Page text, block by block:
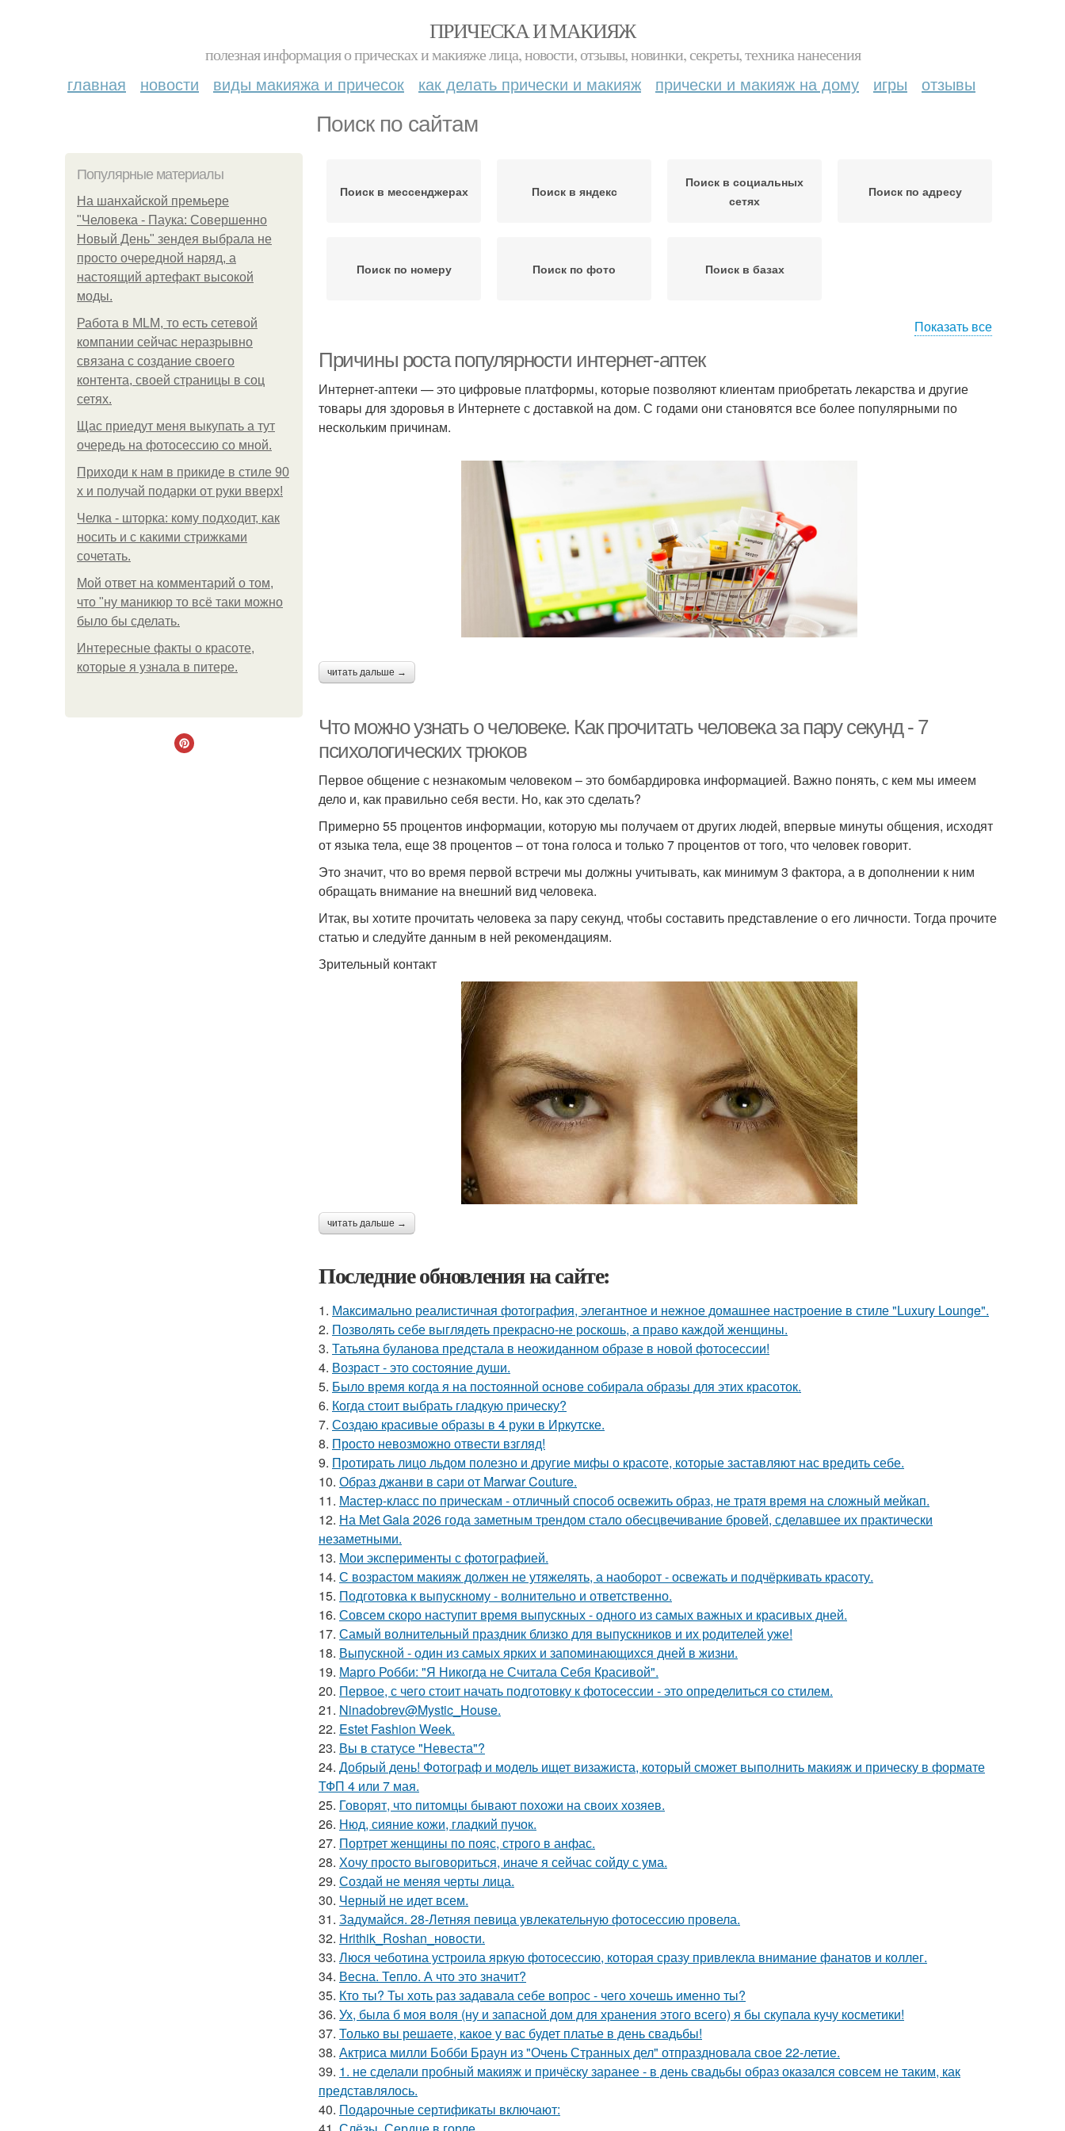
ПРИЧЕСКА И МАКИЯЖ
полезная информация о прическах и макияже лица, новости, отзывы, новинки, секреты, техника нанесения
главная новости виды макияжа и причесок как делать прически и макияж прически и макияж на дому игры отзывы
Поиск по сайтам
Популярные материалы
На шанхайской премьере
"Человека - Паука: Совершенно
Новый День" зендея выбрала не
просто очередной наряд, а
настоящий артефакт высокой
моды.
Работа в MLM, то есть сетевой
компании сейчас неразрывно
связана с создание своего
контента, своей страницы в соц
сетях.
Щас приедут меня выкупать а тут
очередь на фотосессию со мной.
Приходи к нам в прикиде в стиле 90
х и получай подарки от руки вверх!
Челка - шторка: кому подходит, как
носить и с какими стрижками
сочетать.
Мой ответ на комментарий о том,
что "ну маникюр то всё таки можно
было бы сделать.
Интересные факты о красоте,
которые я узнала в питере.
Поиск в мессенджерах Поиск в яндекс
Поиск в социальных
сетях
Поиск по адресу
Поиск по номеру Поиск по фото Поиск в базах
Показать все
Причины роста популярности интернет-аптек
Интернет-аптеки — это цифровые платформы, которые позволяют клиентам приобретать лекарства и другие
товары для здоровья в Интернете с доставкой на дом. С годами они становятся все более популярными по
нескольким причинам.
читать дальше →
Что можно узнать о человеке. Как прочитать человека за пару секунд - 7
психологических трюков
Первое общение с незнакомым человеком – это бомбардировка информацией. Важно понять, с кем мы имеем
дело и, как правильно себя вести. Но, как это сделать?
Примерно 55 процентов информации, которую мы получаем от других людей, впервые минуты общения, исходят
от языка тела, еще 38 процентов – от тона голоса и только 7 процентов от того, что человек говорит.
Это значит, что во время первой встречи мы должны учитывать, как минимум 3 фактора, а в дополнении к ним
обращать внимание на внешний вид человека.
Итак, вы хотите прочитать человека за пару секунд, чтобы составить представление о его личности. Тогда прочите
статью и следуйте данным в ней рекомендациям.
Зрительный контакт
читать дальше →
Последние обновления на сайте:
1. Максимально реалистичная фотография, элегантное и нежное домашнее настроение в стиле "Luxury Lounge".
2. Позволять себе выглядеть прекрасно-не роскошь, а право каждой женщины.
3. Татьяна буланова предстала в неожиданном образе в новой фотосессии!
4. Возраст - это состояние души.
5. Было время когда я на постоянной основе собирала образы для этих красоток.
6. Когда стоит выбрать гладкую прическу?
7. Создаю красивые образы в 4 руки в Иркутске.
8. Просто невозможно отвести взгляд!
9. Протирать лицо льдом полезно и другие мифы о красоте, которые заставляют нас вредить себе.
10. Образ джанви в сари от Marwar Couture.
11. Мастер-класс по прическам - отличный способ освежить образ, не тратя время на сложный мейкап.
12. На Met Gala 2026 года заметным трендом стало обесцвечивание бровей, сделавшее их практически
незаметными.
13. Мои эксперименты с фотографией.
14. С возрастом макияж должен не утяжелять, а наоборот - освежать и подчёркивать красоту.
15. Подготовка к выпускному - волнительно и ответственно.
16. Совсем скоро наступит время выпускных - одного из самых важных и красивых дней.
17. Самый волнительный праздник близко для выпускников и их родителей уже!
18. Выпускной - один из самых ярких и запоминающихся дней в жизни.
19. Марго Робби: "Я Никогда не Считала Себя Красивой".
20. Первое, с чего стоит начать подготовку к фотосессии - это определиться со стилем.
21. Ninadobrev@Mystic_House.
22. Estet Fashion Week.
23. Вы в статусе "Невеста"?
24. Добрый день! Фотограф и модель ищет визажиста, который сможет выполнить макияж и прическу в формате
ТФП 4 или 7 мая.
25. Говорят, что питомцы бывают похожи на своих хозяев.
26. Нюд, сияние кожи, гладкий пучок.
27. Портрет женщины по пояс, строго в анфас.
28. Хочу просто выговориться, иначе я сейчас сойду с ума.
29. Создай не меняя черты лица.
30. Черный не идет всем.
31. Задумайся. 28-Летняя певица увлекательную фотосессию провела.
32. Hrithik_Roshan_новости.
33. Люся чеботина устроила яркую фотосессию, которая сразу привлекла внимание фанатов и коллег.
34. Весна. Тепло. А что это значит?
35. Кто ты? Ты хоть раз задавала себе вопрос - чего хочешь именно ты?
36. Ух, была б моя воля (ну и запасной дом для хранения этого всего) я бы скупала кучу косметики!
37. Только вы решаете, какое у вас будет платье в день свадьбы!
38. Актриса милли Бобби Браун из "Очень Странных дел" отпраздновала свое 22-летие.
39. 1. не сделали пробный макияж и причёску заранее - в день свадьбы образ оказался совсем не таким, как
представлялось.
40. Подарочные сертификаты включают: